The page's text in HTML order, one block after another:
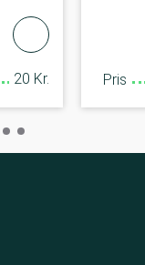
20 Kr. Pris